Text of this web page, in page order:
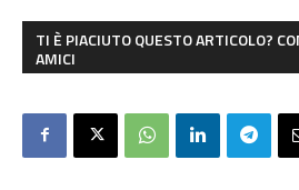
TI È PIACIUTO QUESTO ARTICOLO?
AMICI